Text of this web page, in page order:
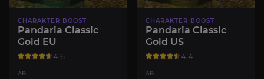
CHARAKTER BOOST
Pandaria Classic
Gold EU
4.6
AB
CHARAKTER BOOST
Pandaria Classic
Gold US
4.4
AB